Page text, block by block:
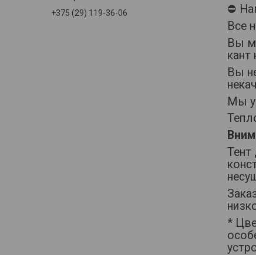
⛔️
Все
Вы
кант
Вы
Мы
Тент
*
+375 (29) 119-36-06